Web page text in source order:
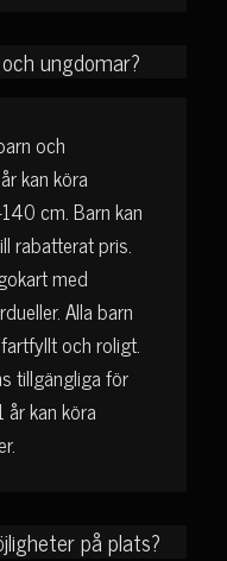
ungdomar?
och
kan köra
cm. Barn kan
rabatterat pris.
med
Alla barn
och roligt.
tillgängliga för
år kan köra
på plats?